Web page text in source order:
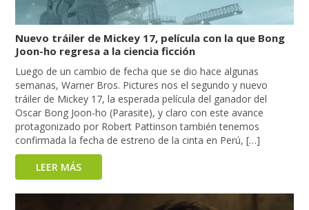
Nuevo tráiler de Mickey 17, película con la que Bong
Joon-ho regresa a la ciencia ficción
Luego de un cambio de fecha que se dio hace algunas
semanas, Warner Bros. Pictures nos el segundo y nuevo
tráiler de Mickey 17, la esperada película del ganador del
Oscar Bong Joon-ho (Parasite), y claro con este avance
protagonizado por Robert Pattinson también tenemos
confirmada la fecha de estreno de la cinta en Perú, […]
LEER MÁS